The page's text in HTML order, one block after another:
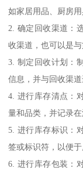
如家居用品、厨房用
2. 确定回收渠道：
收渠道，也可以是
3. 制定回收计划：
信息，并与回收渠道
4. 进行库存清点：
量和品类，并记录在
5. 进行库存标识：
签或标识符，以便于
6. 进行库存包装：